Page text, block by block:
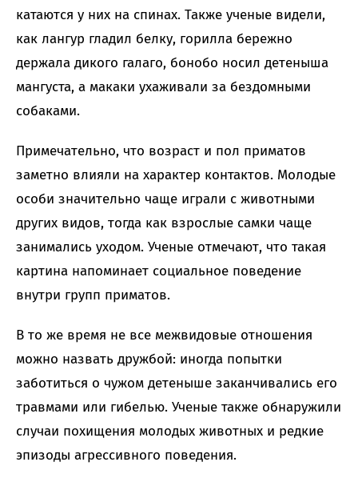
катаются у них на спинах. Также ученые видели,
как лангур гладил белку, горилла бережно
держала дикого галаго, бонобо носил детеныша
мангуста, а макаки ухаживали за бездомными
собаками.
Примечательно, что возраст и пол приматов
заметно влияли на характер контактов. Молодые
особи значительно чаще играли с животными
других видов, тогда как взрослые самки чаще
занимались уходом. Ученые отмечают, что такая
картина напоминает социальное поведение
внутри групп приматов.
В то же время не все межвидовые отношения
можно назвать дружбой: иногда попытки
заботиться о чужом детеныше заканчивались его
травмами или гибелью. Ученые также обнаружили
случаи похищения молодых животных и редкие
эпизоды агрессивного поведения.